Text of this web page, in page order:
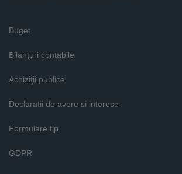
Buget
Bilanţuri contabile
Achiziţii publice
Declaratii de avere si interese
Formulare tip
GDPR